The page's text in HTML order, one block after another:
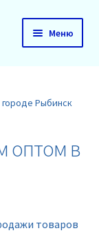
Меню
Рыбинск
оптом в
товаров